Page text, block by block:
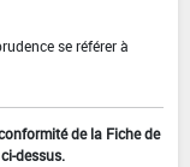
se référer à
de la Fiche de
dessus.